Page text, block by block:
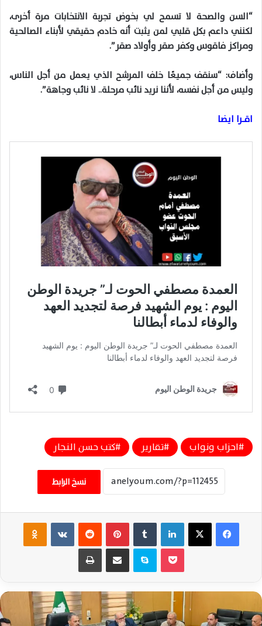
“السن والصحة لا تسمح لي بخوض تجربة الانتخابات مرة أخرى،
لكنني داعم بكل قلبي لمن يثبت أنه خادم حقيقي لأبناء الصالحية
ومراكز فاقوس وكفر صقر وأولاد صقر”.
وأضاف: “سنقف جميعًا خلف المرشح الذي يعمل من أجل الناس،
وليس من أجل نفسه، لأننا نريد نائب مرحلة.. لا نائب وجاهة”.
اقــــرا ايضا
احزاب ونواب تقارير كتب حسن النجار
نسخ الرابط
فيسبوك ‫X لينكدإن بينتيريست ‏VKontakte
سكايب مشاركة عبر البريد طباعة